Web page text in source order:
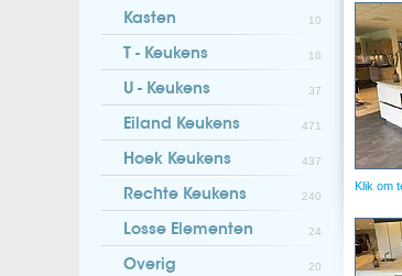
Kasten 10
T - Keukens 16
U - Keukens 37
Eiland Keukens 471
Hoek Keukens 437
Rechte Keukens 240
Losse Elementen 24
Overig 20
Klik om